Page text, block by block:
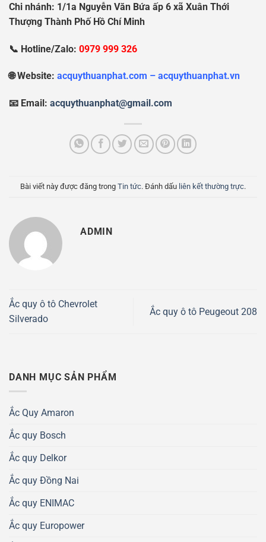
Chi nhánh: 1/1a Nguyễn Văn Bứa ấp 6 xã Xuân Thới
Thượng Thành PhốHồ Chí Minh
📞 Hotline/Zalo: 0979 999 326
🌐 Website: acquythuanphat.com – acquythuanphat.vn
📧 Email: acquythuanphat@gmail.com
Bài viết này được đăng trong Tin tức. Đánh dấu liên kết thường trực.
ADMIN
Ắc quy ô tô Chevrolet
Silverado
Ắc quy ô tô Peugeout 208
DANH MỤC SẢN PHẨM
Ắc Quy Amaron
Ắc quy Bosch
Ắc quy Delkor
Ắc quy Đồng Nai
Ắc quy ENIMAC
Ắc quy Europower